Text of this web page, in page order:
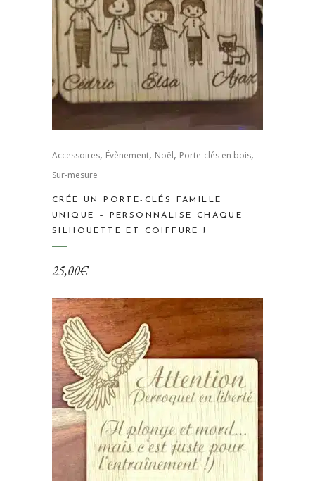
Accessoires, Évènement, Noël, Porte-clés en bois,
Sur-mesure
CRÉE UN PORTE-CLÉS FAMILLE
UNIQUE – PERSONNALISE CHAQUE
SILHOUETTE ET COIFFURE !
25,00€